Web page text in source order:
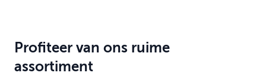
Profiteer van ons ruime
assortiment